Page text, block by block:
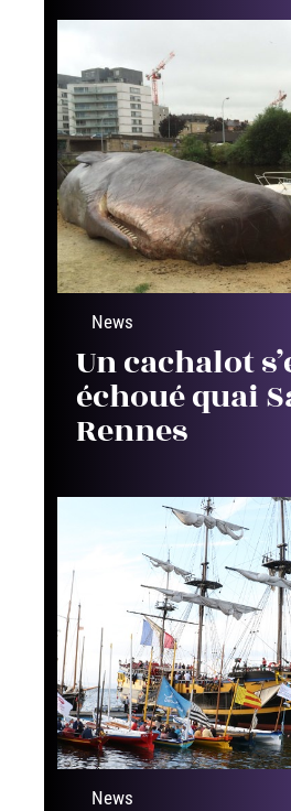
News
Un cachalot
échoué quai
Rennes
News